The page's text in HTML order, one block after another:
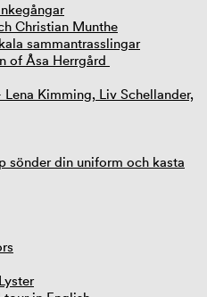
Christian Munthe
sammantrasslingar
of Åsa Herrgård
Kimming, Liv Schellander,
sönder din uniform och kasta